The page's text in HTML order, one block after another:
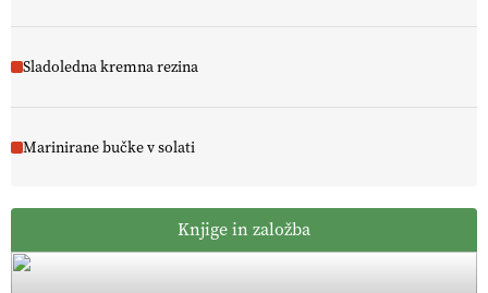
Sladoledna kremna rezina
Marinirane bučke v solati
Knjige in založba